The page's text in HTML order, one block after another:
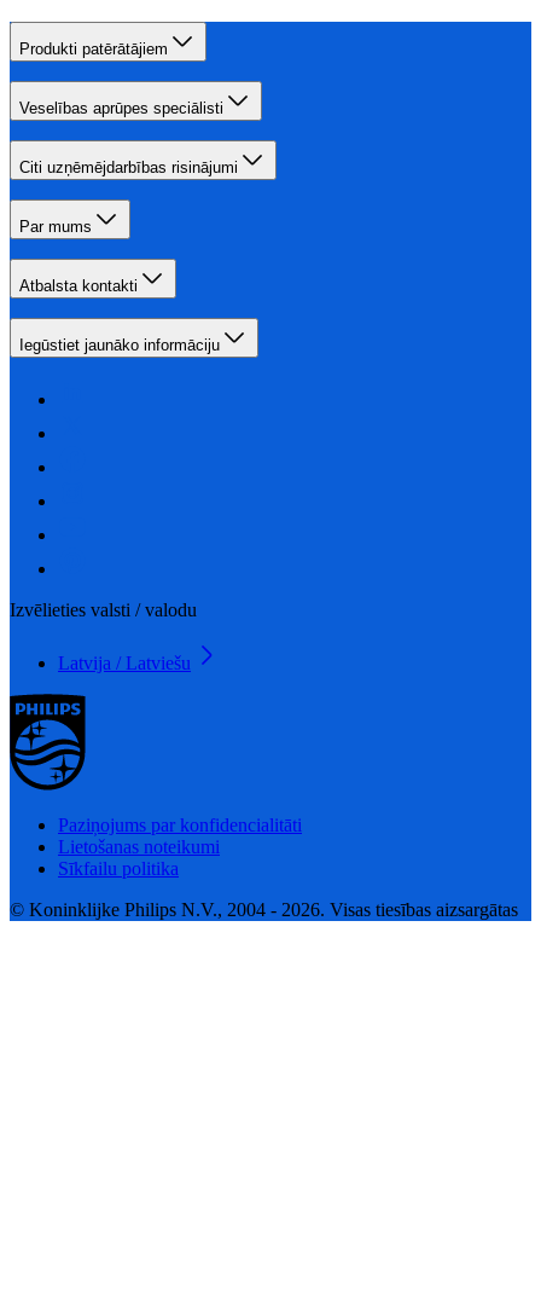
Produkti patērātājiem
Veselības aprūpes speciālisti
Citi uzņēmējdarbības risinājumi
Par mums
Atbalsta kontakti
Iegūstiet jaunāko informāciju
Izvēlieties valsti / valodu
Latvija / Latviešu
Paziņojums par konfidencialitāti
Lietošanas noteikumi
Sīkfailu politika
© Koninklijke Philips N.V., 2004 - 2026. Visas tiesības aizsargātas